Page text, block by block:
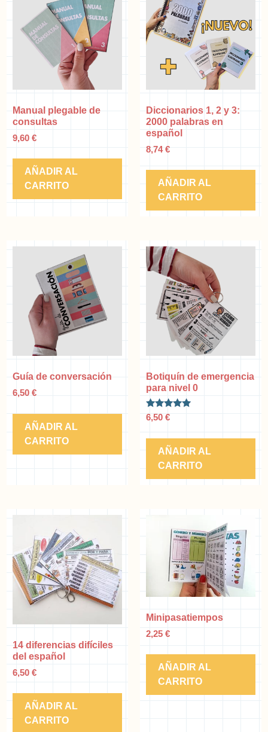
Manual plegable de
consultas
9,60 €
AÑADIR AL
CARRITO
Diccionarios 1, 2 y 3:
2000 palabras en
español
8,74€
AÑADIR AL
CARRITO
Guía de conversación
6,50 €
AÑADIR AL
CARRITO
Botiquín de emergencia
para nivel 0
Valorado
con
de 5
6,50 €
AÑADIR AL
CARRITO
14 diferencias difíciles
del español
6,50 €
AÑADIR AL
CARRITO
Minipasatiempos
2,25 €
AÑADIR AL
CARRITO